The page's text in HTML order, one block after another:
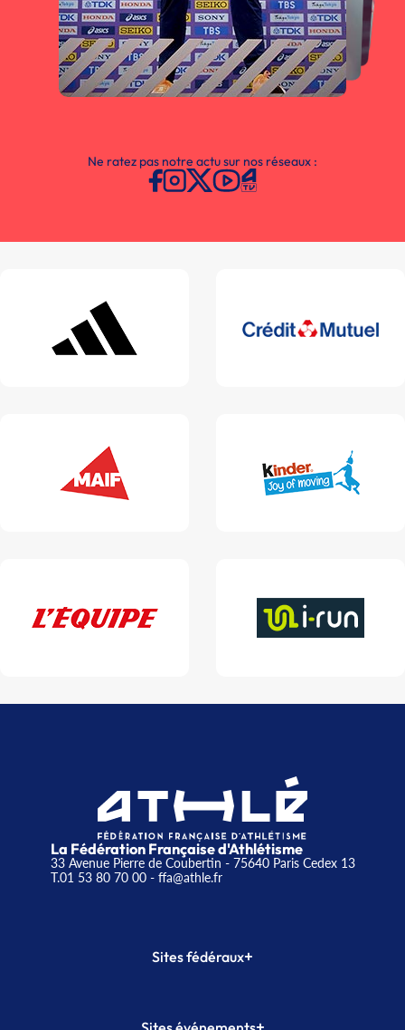
Ne ratez pas notre actu sur nos réseaux :
La Fédération Française d'Athlétisme
33 Avenue Pierre de Coubertin - 75640 Paris Cedex 13
T.01 53 80 70 00- ffa@athle.fr
Sites fédéraux+